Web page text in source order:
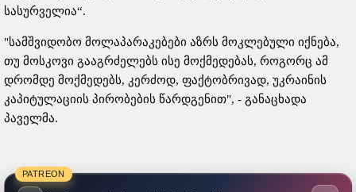
სასურველია“.
"სამშვიდობო მოლაპარაკებები აზრს მოკლებული იქნება,
თუ მოსკოვი გააგრძელებს ისე მოქმედებას, როგორც ამ
დრომდე მოქმედებს, კერძოდ, ფაქტობრივად, უკრაინის
კაპიტულაციის პირობების წარდგენით", - განაცხადა
პაველმა.
PATREON